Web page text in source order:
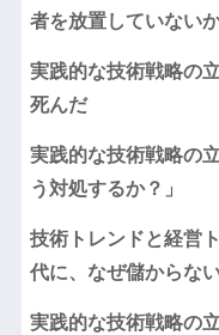
者を放置していない
実践的な技術戦略の
死んだ
実践的な技術戦略の
う対処するか？」
技術トレンドと経営
代に、なぜ儲からな
実践的な技術戦略の